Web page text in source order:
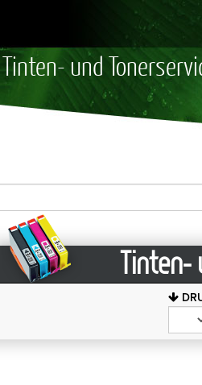
Tinten- und
Tinten-